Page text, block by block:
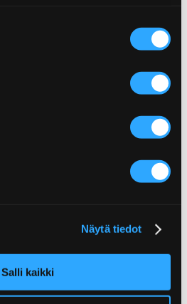
Näytä tiedot
Salli kaikki
answers 9-15.
Sales
Ryökäs